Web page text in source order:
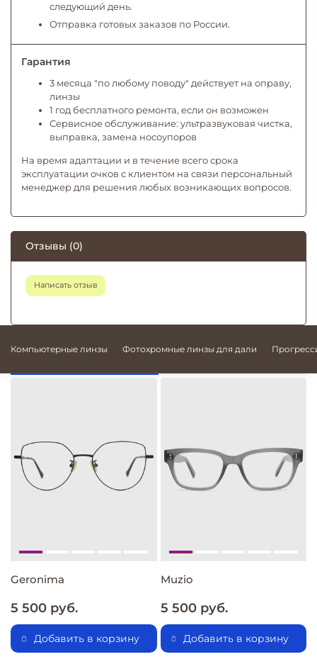
следующий день.
Отправка готовых заказов по России.
Гарантия
3 месяца "по любому поводу" действует на оправу,
линзы
1 год бесплатного ремонта, если он возможен
Сервисное обслуживание: ультразвуковая чистка,
выправка, замена носоупоров
На время адаптации и в течение всего срока
эксплуатации очков с клиентом на связи персональный
менеджер для решения любых возникающих вопросов.
Отзывы (0)
Написать отзыв
Компьютерные линзы Фотохромные линзы для дали
Muzio
5 500 руб.
Добавить в корзину
Annunziata
5 500 руб.
Добавить в корзину